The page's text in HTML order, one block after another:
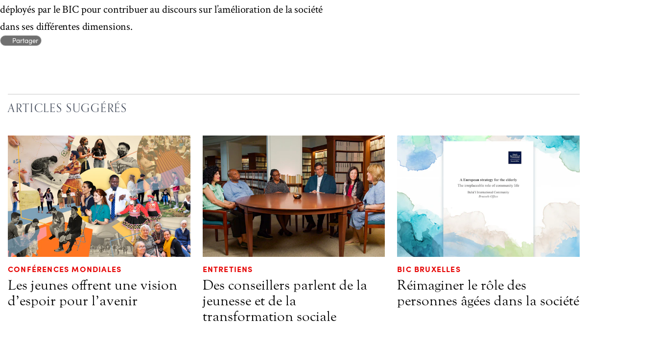
déployés par le BIC pour contribuer au discours sur l’amélioration de la société
dans ses différentes dimensions.
Partager
ARTICLES SUGGÉRÉS
CONFÉRENCES MONDIALES
Les jeunes offrent une vision
d’espoir pour l’avenir
ENTRETIENS
Des conseillers parlent de la
jeunesse et de la
transformation sociale
BIC BRUXELLES
Réimaginer le rôle des
personnes âgées dans la société